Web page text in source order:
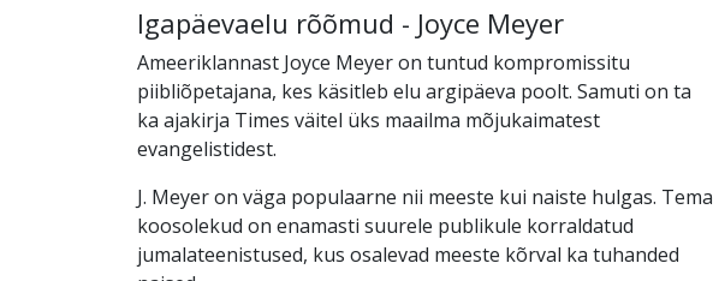
Igapäevaelu rõõmud - Joyce Meyer
Ameeriklannast Joyce Meyer on tuntud kompromissitu
piibliõpetajana, kes käsitleb elu argipäeva poolt. Samuti on ta
ka ajakirja Times väitel üks maailma mõjukaimatest
evangelistidest.
J. Meyer on väga populaarne nii meeste kui naiste hulgas. Tema
koosolekud on enamasti suurele publikule korraldatud
jumalateenistused, kus osalevad meeste kõrval ka tuhanded